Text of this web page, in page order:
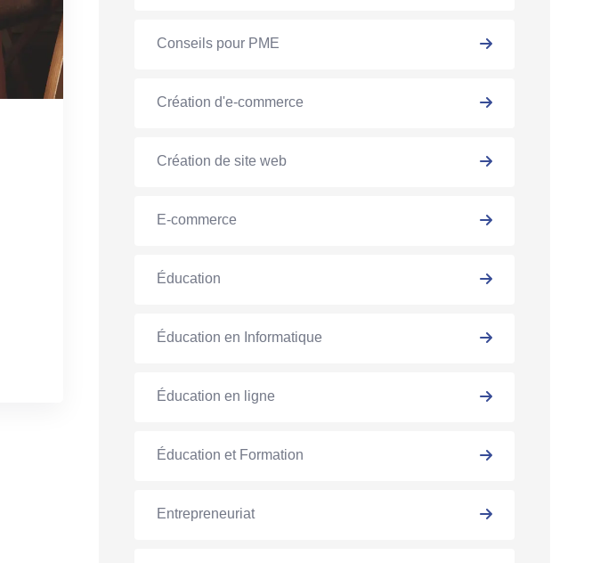
Conseils pour PME
Création d'e-commerce
Création de site web
E-commerce
Éducation
Éducation en Informatique
Éducation en ligne
Éducation et Formation
Entrepreneuriat